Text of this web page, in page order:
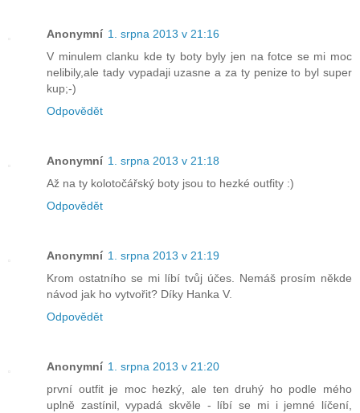
Anonymní 1. srpna 2013 v 21:16
V minulem clanku kde ty boty byly jen na fotce se mi moc
nelibily,ale tady vypadaji uzasne a za ty penize to byl super
kup;-)
Odpovědět
Anonymní 1. srpna 2013 v 21:18
Až na ty kolotočářský boty jsou to hezké outfity :)
Odpovědět
Anonymní 1. srpna 2013 v 21:19
Krom ostatního se mi líbí tvůj účes. Nemáš prosím někde
návod jak ho vytvořit? Díky Hanka V.
Odpovědět
Anonymní 1. srpna 2013 v 21:20
první outfit je moc hezký, ale ten druhý ho podle mého
uplně zastínil, vypadá skvěle - líbí se mi i jemné líčení,